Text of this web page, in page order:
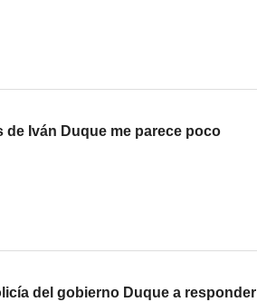
de Iván Duque me parece poco
del gobierno Duque a responder